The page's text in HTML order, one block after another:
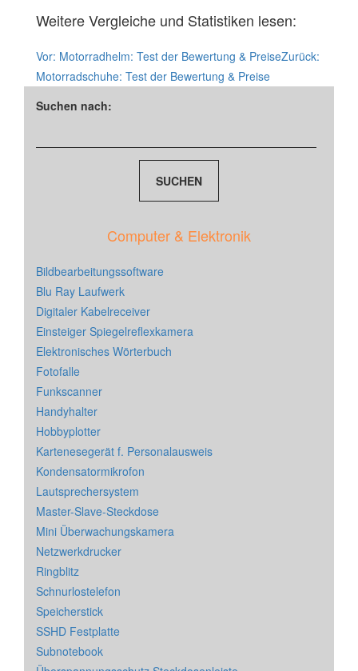
Weitere Vergleiche und Statistiken lesen:
Vor: Motorradhelm: Test der Bewertung & PreiseZurück:
Motorradschuhe: Test der Bewertung & Preise
Suchen nach:
Computer & Elektronik
Bildbearbeitungssoftware
Blu Ray Laufwerk
Digitaler Kabelreceiver
Einsteiger Spiegelreflexkamera
Elektronisches Wörterbuch
Fotofalle
Funkscanner
Handyhalter
Hobbyplotter
Kartenesegerät f. Personalausweis
Kondensatormikrofon
Lautsprechersystem
Master-Slave-Steckdose
Mini Überwachungskamera
Netzwerkdrucker
Ringblitz
Schnurlostelefon
Speicherstick
SSHD Festplatte
Subnotebook